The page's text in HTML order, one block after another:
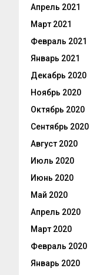
Апрель 2021
Март 2021
Февраль 2021
Январь 2021
Декабрь 2020
Ноябрь 2020
Октябрь 2020
Сентябрь 2020
Август 2020
Июль 2020
Июнь 2020
Май 2020
Апрель 2020
Март 2020
Февраль 2020
Январь 2020